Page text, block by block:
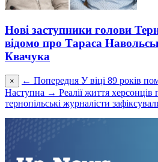
Нові заступники голови
відомо про Тараса
Квачука
× ← Попередня У віці 89 років
Наступна → Реалії життя херсонців
тернопільські журналісти